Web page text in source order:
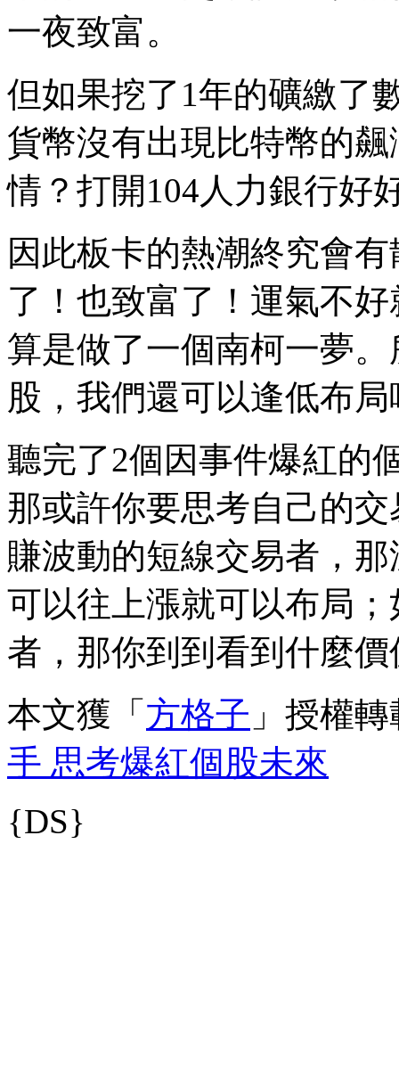
一夜致富。
但如果挖了1年的礦繳了
貨幣沒有出現比特幣的
情？打開104人力銀行好
因此板卡的熱潮終究會
了！也致富了！運氣不
算是做了一個南柯一夢
股，我們還可以逢低布局
聽完了2個因事件爆紅的
那或許你要思考自己的
賺波動的短線交易者，
可以往上漲就可以布局
者，那你到到看到什麼
本文獲「 方格子 」授權
手 思考爆紅個股未來
{DS}